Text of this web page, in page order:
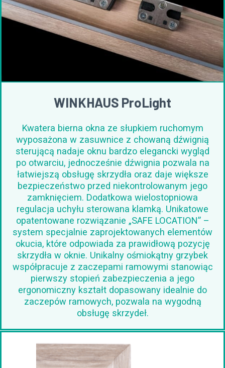
WINKHAUS ProLight
Kwatera bierna okna ze słupkiem ruchomym
wyposażona w zasuwnice z chowaną dźwignią
sterującą nadaje oknu bardzo elegancki wygląd
po otwarciu, jednocześnie dźwignia pozwala na
łatwiejszą obsługę skrzydła oraz daje większe
bezpieczeństwo przed niekontrolowanym jego
zamknięciem. Dodatkowa wielostopniowa
regulacja uchyłu sterowana klamką. Unikatowe
opatentowane rozwiązanie „SAFE LOCATION” –
system specjalnie zaprojektowanych elementów
okucia, które odpowiada za prawidłową pozycję
skrzydła w oknie. Unikalny ośmiokątny grzybek
współpracuje z zaczepami ramowymi stanowiąc
pierwszy stopień zabezpieczenia a jego
ergonomiczny kształt dopasowany idealnie do
zaczepów ramowych, pozwala na wygodną
obsługę skrzydeł.